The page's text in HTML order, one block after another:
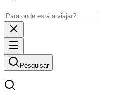
Pesquisar